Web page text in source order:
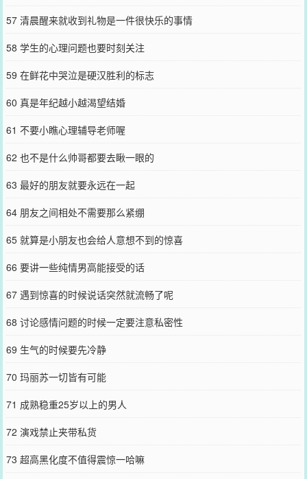
57 清晨醒来就收到礼物是一件很快乐的事情
58 学生的心理问题也要时刻关注
59 在鲜花中哭泣是硬汉胜利的标志
60 真是年纪越小越渴望结婚
61 不要小瞧心理辅导老师喔
62 也不是什么帅哥都要去瞅一眼的
63 最好的朋友就要永远在一起
64 朋友之间相处不需要那么紧绷
65 就算是小朋友也会给人意想不到的惊喜
66 要讲一些纯情男高能接受的话
67 遇到惊喜的时候说话突然就流畅了呢
68 讨论感情问题的时候一定要注意私密性
69 生气的时候要先冷静
70 玛丽苏一切皆有可能
71 成熟稳重25岁以上的男人
72 演戏禁止夹带私货
73 超高黑化度不值得震惊一哈嘛